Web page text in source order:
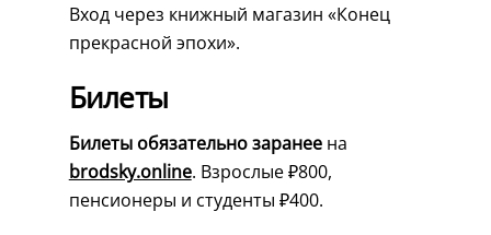
Вход через книжный магазин «Конец
прекрасной эпохи».
Билеты
Билеты обязательно заранеена
brodsky.online. Взрослые ₽800,
пенсионеры и студенты ₽400.